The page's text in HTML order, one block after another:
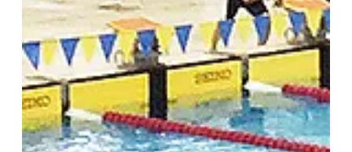
よる監視は .....すべて読む